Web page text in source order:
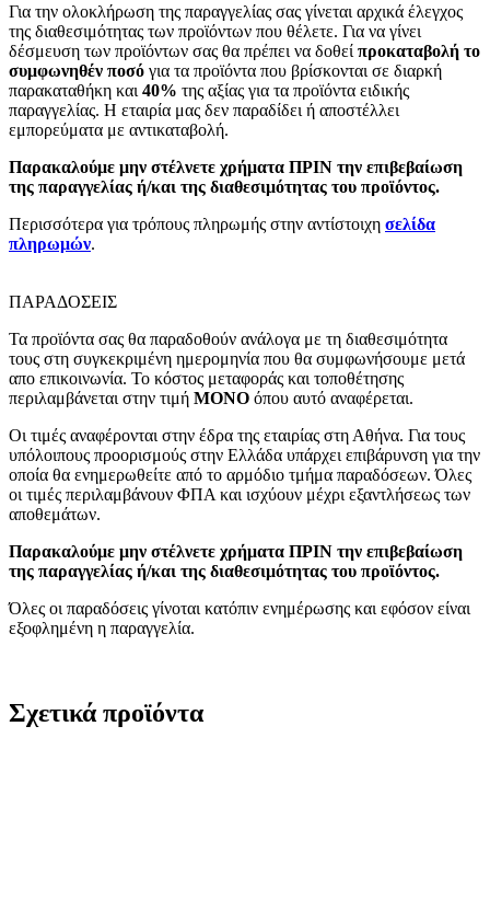
Για την ολοκλήρωση της παραγγελίας σας γίνεται αρχικά έλεγχος
της διαθεσιμότητας των προϊόντων που θέλετε. Για να γίνει
δέσμευση των προϊόντων σας θα πρέπει να δοθεί προκαταβολή το
συμφωνηθέν ποσό για τα προϊόντα που βρίσκονται σε διαρκή
παρακαταθήκη και 40% της αξίας για τα προϊόντα ειδικής
παραγγελίας. Η εταιρία μας δεν παραδίδει ή αποστέλλει
εμπορεύματα με αντικαταβολή.
Παρακαλούμε μην στέλνετε χρήματα ΠΡΙΝ την επιβεβαίωση
της παραγγελίας ή/και της διαθεσιμότητας του προϊόντος.
Περισσότερα για τρόπους πληρωμής στην αντίστοιχη σελίδα
πληρωμών.
ΠΑΡΑΔΟΣΕΙΣ
Τα προϊόντα σας θα παραδοθούν ανάλογα με τη διαθεσιμότητα
τους στη συγκεκριμένη ημερομηνία που θα συμφωνήσουμε μετά
απο επικοινωνία. Το κόστος μεταφοράς και τοποθέτησης
περιλαμβάνεται στην τιμή MONO όπου αυτό αναφέρεται.
Οι τιμές αναφέρονται στην έδρα της εταιρίας στη Αθήνα. Για τους
υπόλοιπους προορισμούς στην Ελλάδα υπάρχει επιβάρυνση για την
οποία θα ενημερωθείτε από το αρμόδιο τμήμα παραδόσεων. Όλες
οι τιμές περιλαμβάνουν ΦΠΑ και ισχύουν μέχρι εξαντλήσεως των
αποθεμάτων.
Παρακαλούμε μην στέλνετε χρήματα ΠΡΙΝ την επιβεβαίωση
της παραγγελίας ή/και της διαθεσιμότητας του προϊόντος.
Όλες οι παραδόσεις γίνοται κατόπιν ενημέρωσης και εφόσον είναι
εξοφλημένη η παραγγελία.
Σχετικά προϊόντα